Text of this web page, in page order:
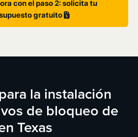
con el paso 2: solicita tu
gratuito
la instalación
de bloqueo de
Texas